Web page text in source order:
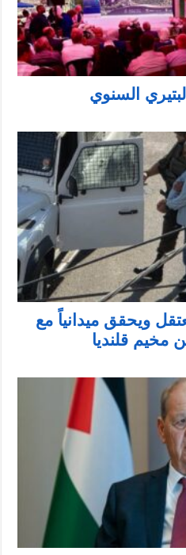
السنوي
ويحقق ميدانياً مع